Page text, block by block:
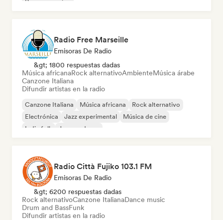
Pop progresivo
Radio Free Marseille
Emisoras De Radio
&gt; 1800 respuestas dadas
Música africanaRock alternativoAmbienteMúsica árabe
Canzone Italiana
Difundir artistas en la radio
Canzone Italiana Música africana
Rock alternativo
Electrónica
Jazz experimental
Música de cine
Indie folk
Jazz moderno
Radio Città Fujiko 103.1 FM
Emisoras De Radio
&gt; 6200 respuestas dadas
Rock alternativoCanzone ItalianaDance music
Drum and BassFunk
Difundir artistas en la radio